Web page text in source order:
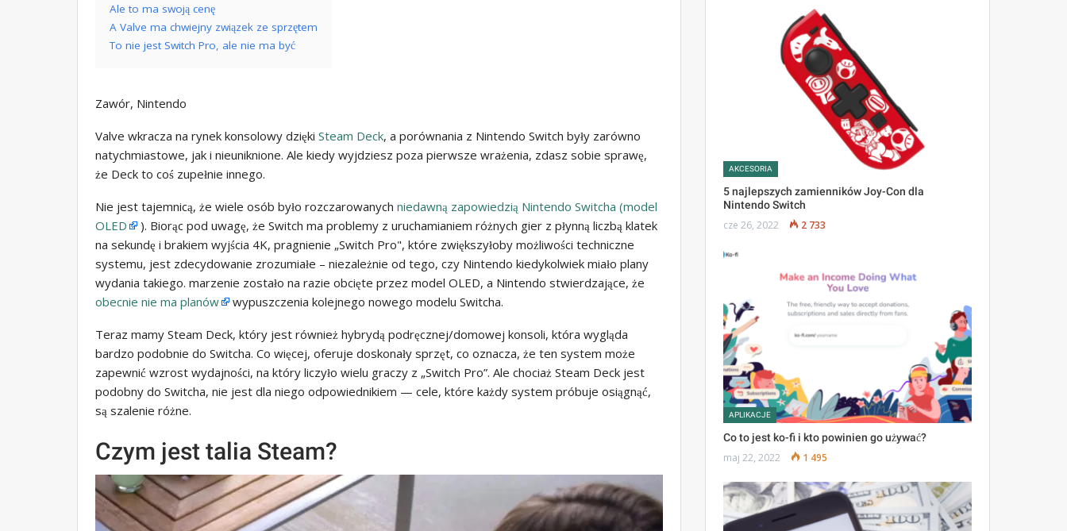
Ale to ma swoją cenę
A Valve ma chwiejny związek ze sprzętem
To nie jest Switch Pro, ale nie ma być
Zawór, Nintendo
Valve wkracza na rynek konsolowy dzięki Steam Deck, a porównania z Nintendo Switch były zarówno
natychmiastowe, jak i nieuniknione. Ale kiedy wyjdziesz poza pierwsze wrażenia, zdasz sobie sprawę,
że Deck to coś zupełnie innego.
Nie jest tajemnicą, że wiele osób było rozczarowanych niedawną zapowiedzią Nintendo Switcha (model
OLED
). Biorąc pod uwagę, że Switch ma problemy z uruchamianiem różnych gier z płynną liczbą klatek
na sekundę i brakiem wyjścia 4K, pragnienie „Switch Pro", które zwiększyłoby możliwości techniczne
systemu, jest zdecydowanie zrozumiałe – niezależnie od tego, czy Nintendo kiedykolwiek miało plany
wydania takiego. marzenie zostało na razie obcięte przez model OLED, a Nintendo stwierdzające, że
obecnie nie ma planów
wypuszczenia kolejnego nowego modelu Switcha.
Teraz mamy Steam Deck, który jest również hybrydą podręcznej/domowej konsoli, która wygląda
bardzo podobnie do Switcha. Co więcej, oferuje doskonały sprzęt, co oznacza, że ​​ten system może
zapewnić wzrost wydajności, na który liczyło wielu graczy z „Switch Pro”. Ale chociaż Steam Deck jest
podobny do Switcha, nie jest dla niego odpowiednikiem — cele, które każdy system próbuje osiągnąć,
są szalenie różne.
Czym jest talia Steam?
AKCESORIA
5 najlepszych zamienników Joy-Con dla
Nintendo Switch
cze 26, 2022 2 733
APLIKACJE
Co to jest ko-fi i kto powinien go używać?
maj 22, 2022 1 495